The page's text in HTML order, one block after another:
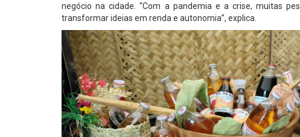
negócio na cidade. “Com a pandemia e a crise, muitas
transformar ideias em renda e autonomia”, explica.